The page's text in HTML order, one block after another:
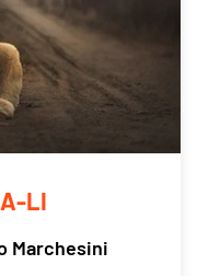
LI
Marchesini